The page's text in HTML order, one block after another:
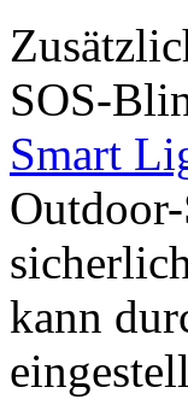
SOS-
Smart
kann